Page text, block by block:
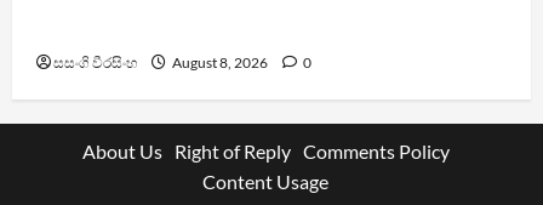
සසංගි වීරසිංහ August 8, 2026 0
About Us Right of Reply Comments Policy
Content Usage